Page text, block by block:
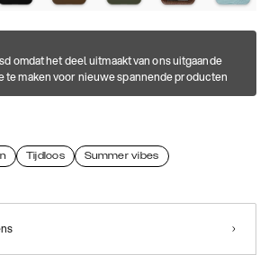
omdat het deel uitmaakt van ons uitgaande
te maken voor nieuwe spannende producten
Tijdloos
Summer vibes